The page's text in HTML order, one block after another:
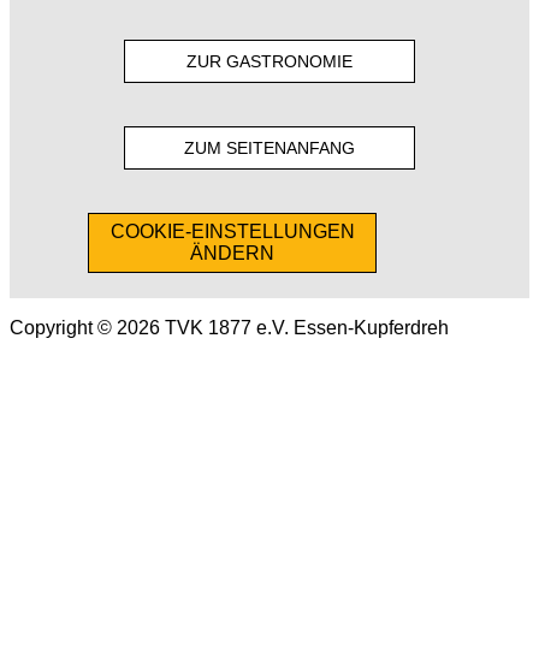
ZUR GASTRONOMIE
ZUM SEITENANFANG
COOKIE-EINSTELLUNGEN
ÄNDERN
Copyright © 2026 TVK 1877 e.V. Essen-Kupferdreh